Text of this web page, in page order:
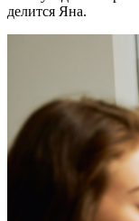
делится Яна.